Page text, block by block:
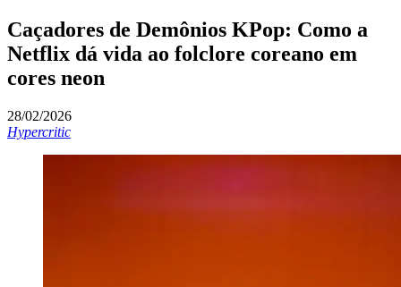
Caçadores de Demônios KPop: Como a
Netflix dá vida ao folclore coreano em
cores neon
28/02/2026
Hypercritic